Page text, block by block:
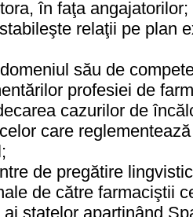
în faţa angajatorilor;
relaţii pe plan
său de
profesiei de
cazurilor de
care
de pregătire
de către farmaciştii
statelor aparţinând